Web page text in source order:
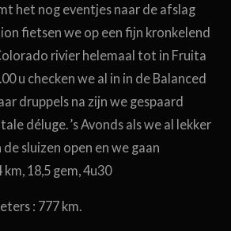
het nog eventjes naar de afslag
fietsen we op een fijn kronkelend
rivier helemaal tot in Fruita
u checken we al in in de Balanced
druppels na zijn we gespaard
déluge. ’s Avonds als we al lekker
sluizen open en we gaan
18,5 gem, 4u30
: 777 km.